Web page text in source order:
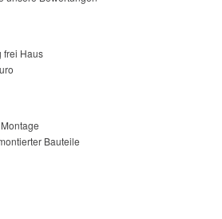
frei Haus
Bauteile